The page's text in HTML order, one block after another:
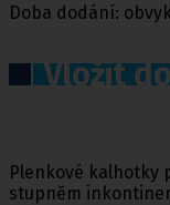
Doba dodání:
Vložit
Plenkové kalhotky
stupněm